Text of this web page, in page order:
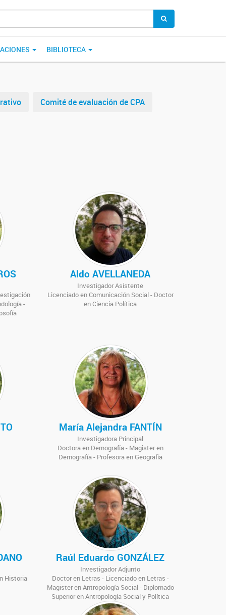
BIBLIOTECA
Comité de evaluación de CPA
-
Aldo AVELLANEDA
Investigador Asistente
Licenciado en Comunicación Social - Doctor
en Ciencia Política
María Alejandra FANTÍN
Investigadora Principal
Doctora en Demografía - Magister en
Demografía - Profesora en Geografía
Historia
Raúl Eduardo GONZÁLEZ
Investigador Adjunto
Doctor en Letras - Licenciado en Letras -
Magister en Antropología Social - Diplomado
Superior en Antropología Social y Política